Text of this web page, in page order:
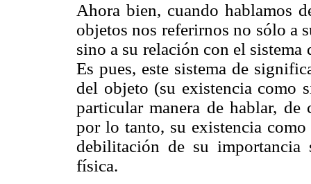
Ahora bien, cuando hablamos
objetos nos referirnos no sólo a
sino a su relación con el
Es pues, este sistema de
del objeto (su existencia como
particular manera de hablar,
por lo tanto, su existencia
debilitación de su importancia
física.